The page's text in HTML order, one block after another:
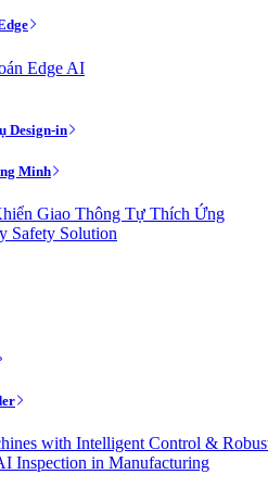
Edge AI
Design-in
Minh
Giao Thông Tự Thích Ứng
Safety Solution
with Intelligent Control &
Inspection in Manufacturing